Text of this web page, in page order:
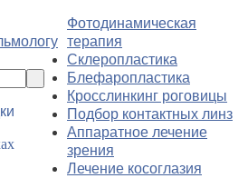
Фотодинамическая
терапия
Склеропластика
Блефаропластика
Кросслинкинг роговицы
Подбор контактных линз
Аппаратное лечение
зрения
Лечение косоглазия